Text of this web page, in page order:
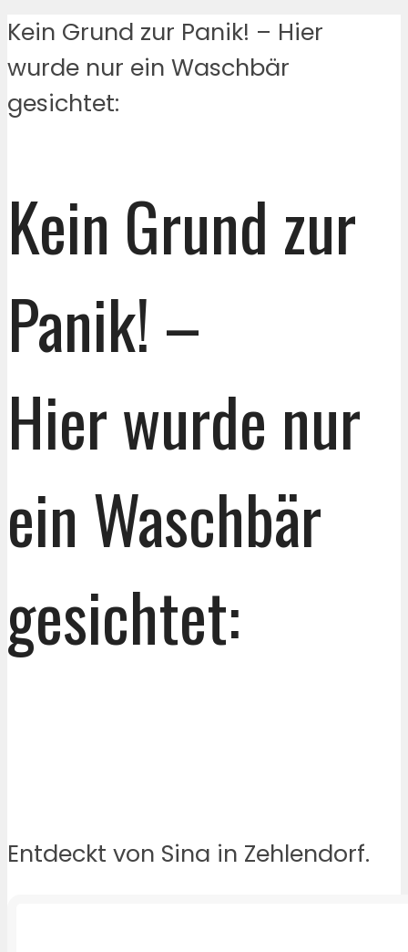
Kein Grund zur Panik! – Hier
wurde nur ein Waschbär
gesichtet:
Kein Grund zur
Panik! –
Hier wurde nur
ein Waschbär
gesichtet:
Entdeckt von Sina in Zehlendorf.